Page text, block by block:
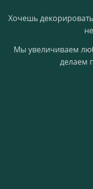
Хочешь
Мы увеличиваем
делаем